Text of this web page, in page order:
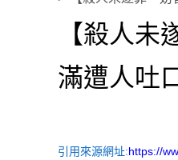
【殺人
滿遭人吐
引用來源網址:https://